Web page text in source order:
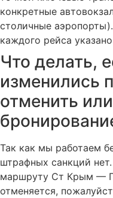
конкретные
столичные
каждого рейса
Что делать,
изменились
отменить
Так как мы работаем
штрафных санкций
маршруту Ст Крым —
отменяется,